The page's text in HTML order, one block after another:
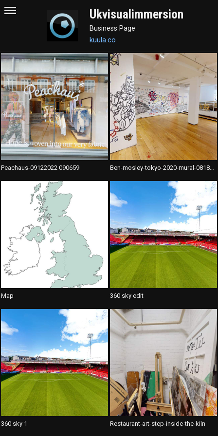
Ukvisualimmersion
Business Page
kuula.co
Peachaus-09122022 090659 Ben-mosley-tokyo-2020-mural-08182021 121608
Map 360 sky edit
360 sky 1 Restaurant-art-step-inside-the-kiln